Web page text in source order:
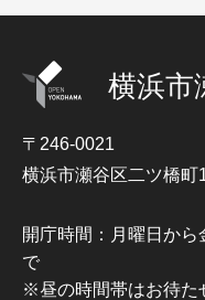
横浜市
〒246-0021
横浜市瀬谷区二ツ橋町
開庁時間：月曜日か
で
※昼の時間帯はお待た